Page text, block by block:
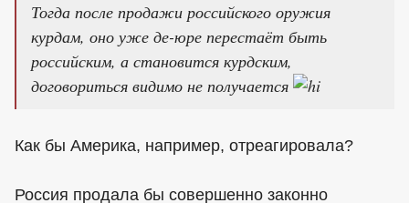
Тогда после продажи российского оружия
курдам, оно уже де-юре перестаёт быть
российским, а становится курдским,
договориться видимо не получается
Как бы Америка, например, отреагировала?
Россия продала бы совершенно законно